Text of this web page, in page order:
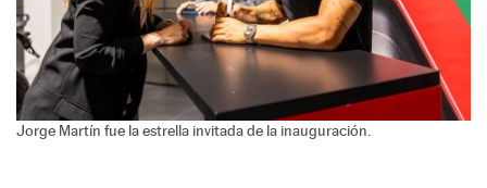
Jorge Martín fue la estrella invitada de la inauguración.